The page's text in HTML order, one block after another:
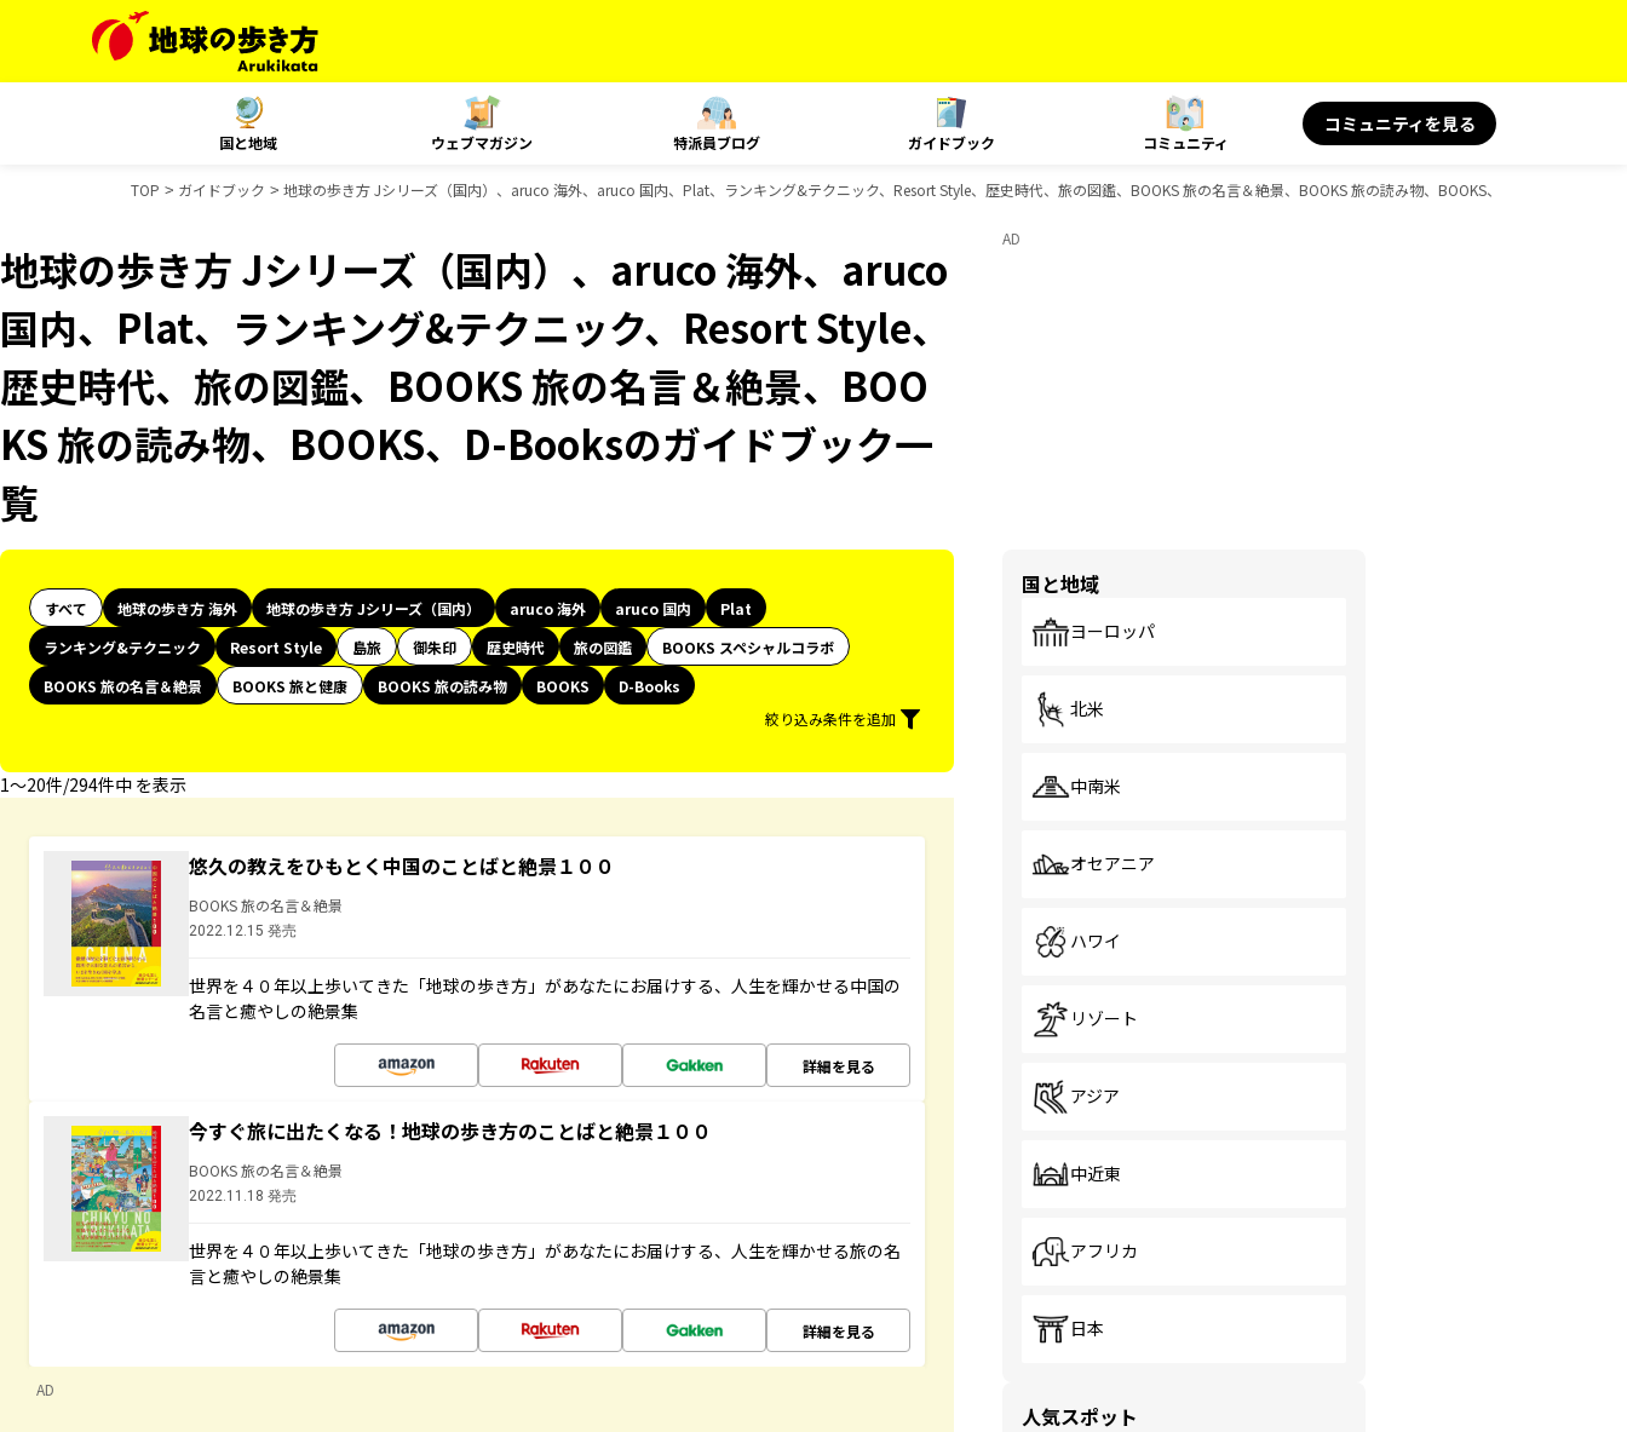
国と地域 ウェブマガジン 特派員ブログ ガイドブック コミュニティ
コミュニティを見る
TOP ガイドブック 地球の歩き方 Jシリーズ（国内）、aruco 海外、aruco 国内、Plat、ランキング&テクニック、Resort Style、歴史時代、旅の図鑑、BOOKS 旅の名言＆絶景、BOOKS 旅の読み物、BOOKS、D-Booksのガイド
地球の歩き方 Jシリーズ（国内）、aruco 海外、aruco
国内、Plat、ランキング&テクニック、Resort Style、
歴史時代、旅の図鑑、BOOKS 旅の名言＆絶景、BOO
KS 旅の読み物、BOOKS、D-Booksのガイドブック一
覧
すべて 地球の歩き方 海外 地球の歩き方 Jシリーズ（国内） aruco 海外 aruco 国内
Plat
ランキング&テクニック
Resort Style 島旅 御朱印 歴史時代 旅の図鑑
BOOKS スペシャルコラボ
BOOKS 旅の名言＆絶景
BOOKS 旅と健康 BOOKS 旅の読み物 BOOKS
D-Books
絞り込み条件を追加
1〜20件/294件中 を表示
悠久の教えをひもとく中国のことばと絶景１００
BOOKS 旅の名言＆絶景
2022.12.15 発売
世界を４０年以上歩いてきた「地球の歩き方」があなたにお届けする、人生を輝かせる中国の
名言と癒やしの絶景集
詳細を見る
今すぐ旅に出たくなる！地球の歩き方のことばと絶景１００
BOOKS 旅の名言＆絶景
2022.11.18 発売
世界を４０年以上歩いてきた「地球の歩き方」があなたにお届けする、人生を輝かせる旅の名
言と癒やしの絶景集
詳細を見る
AD
AD
国と地域
ヨーロッパ
北米
中南米
オセアニア
ハワイ
リゾート
アジア
中近東
アフリカ
日本
人気スポット